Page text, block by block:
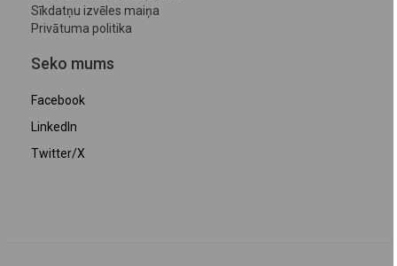
Sīkdatņu izvēles maiņa
Privātuma politika
Seko mums
Facebook
LinkedIn
Twitter/X